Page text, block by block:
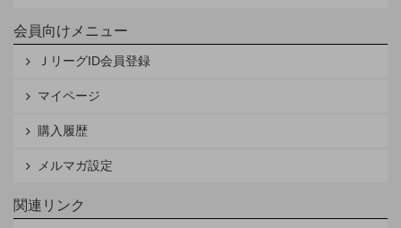
会員向けメニュー
ＪリーグID会員登録
マイページ
購入履歴
メルマガ設定
関連リンク